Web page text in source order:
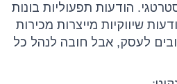
הודעות תפעוליות בונות
שיווקיות מייצרות מכירות
לעסק, אבל חובה לנהל כל